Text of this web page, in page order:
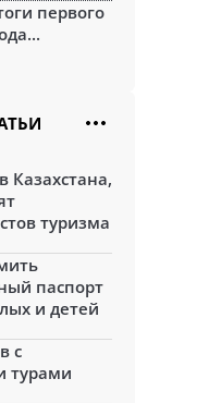
первого
Казахстана,
туризма
паспорт
и детей
с
турами